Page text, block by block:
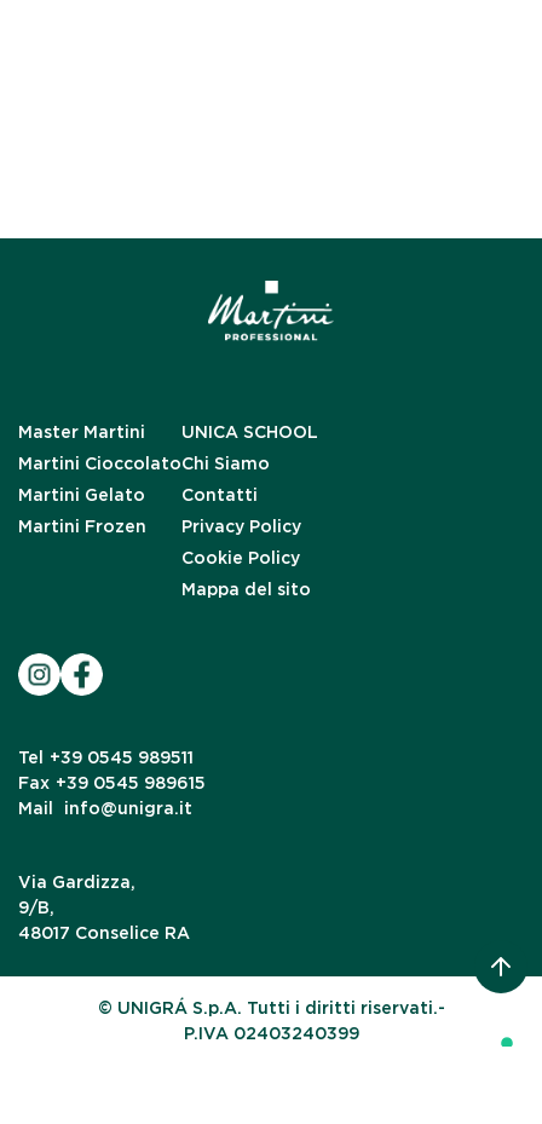
Master Martini
Martini Cioccolato
Martini Gelato
Martini Frozen
UNICA SCHOOL
Chi Siamo
Contatti
Privacy Policy
Cookie Policy
Mappa del sito
Tel
+39 0545 989511
Fax +39 0545 989615
Mail
info@unigra.it
Via Gardizza,
9/B,
48017 Conselice RA
© UNIGRÁ S.p.A. Tutti i diritti riservati.-
P.IVA 02403240399